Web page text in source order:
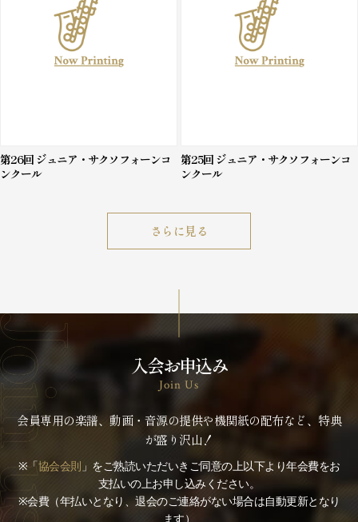
第26回 ジュニア・サクソフォーンコ
ンクール
第25回 ジュニア・サクソフォーンコ
ンクール
さらに見る
入会お申込み
Join Us
会員専用の楽譜、動画・音源の提供や機関紙の配布など、特典
が盛り沢山！
※「協会会則 」をご熟読いただいきご同意の上以下より年会費をお
支払いの上お申し込みください。
※会費（年払いとなり、退会のご連絡がない場合は自動更新となり
ます）